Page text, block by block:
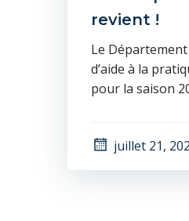
revient !
Le
d’aide à la
pour la saison
juillet 21,